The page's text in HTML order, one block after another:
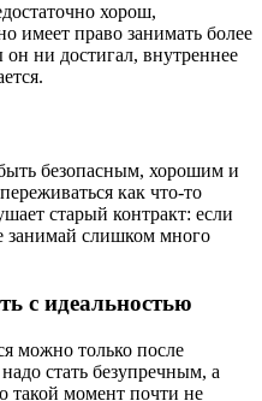
хорош,
имеет право занимать более
ни достигал, внутреннее
безопасным, хорошим и
как что-то
старый контракт: если
занимай слишком много
с идеальностью
можно только после
стать безупречным, а
такой момент почти не